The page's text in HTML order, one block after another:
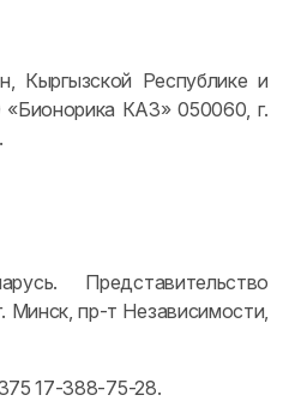
Кыргызской Республике и
КАЗ» 050060, г.
Представительство
Минск, пр-т Независимости,
17-388-75-28.